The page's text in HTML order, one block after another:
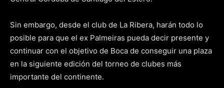
Sin embargo, desde el club de La Ribera, harán todo lo
posible para que el ex Palmeiras pueda decir presente y
continuar con el objetivo de Boca de conseguir una plaza
en la siguiente edición del torneo de clubes más
importante del continente.